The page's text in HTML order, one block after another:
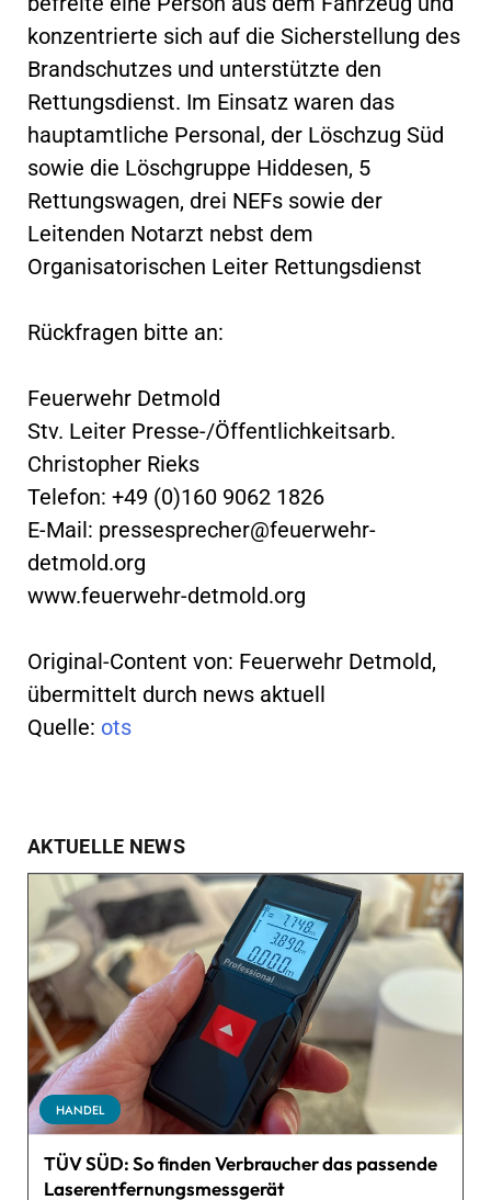
konzentrierte sich auf die Sicherstellung des
Brandschutzes und unterstützte den
Rettungsdienst. Im Einsatz waren das
hauptamtliche Personal, der Löschzug Süd
sowie die Löschgruppe Hiddesen, 5
Rettungswagen, drei NEFs sowie der
Leitenden Notarzt nebst dem
Organisatorischen Leiter Rettungsdienst
Rückfragen bitte an:
Feuerwehr Detmold
Stv. Leiter Presse-/Öffentlichkeitsarb.
Christopher Rieks
Telefon: +49 (0)160 9062 1826
E-Mail: pressesprecher@feuerwehr-
detmold.org
www.feuerwehr-detmold.org
Original-Content von: Feuerwehr Detmold,
übermittelt durch news aktuell
Quelle: ots
AKTUELLE NEWS
HANDEL
TÜV SÜD: So finden Verbraucher das passende
Laserentfernungsmessgerät